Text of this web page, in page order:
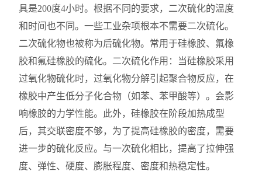
具是200度4小时。根据不同的要求，二次硫化的温度
和时间也不同。一些工业杂项根本不需要二次硫化。
二次硫化物也被称为后硫化物。常用于硅橡胶、氟橡
胶和氟硅橡胶的硫化。二次硫化作用：当硅橡胶采用
过氧化物硫化时，过氧化物分解引起聚合物反应，在
橡胶中产生低分子化合物（如苯、苯甲酸等）。会影
响橡胶的力学性能。此外，硅橡胶在阶段加热成型
后，其交联密度不够，为了提高硅橡胶的密度，需要
进一步的硫化反应。与一次硫化相比，提高了拉伸强
度、弹性、硬度、膨胀程度、密度和热稳定性。